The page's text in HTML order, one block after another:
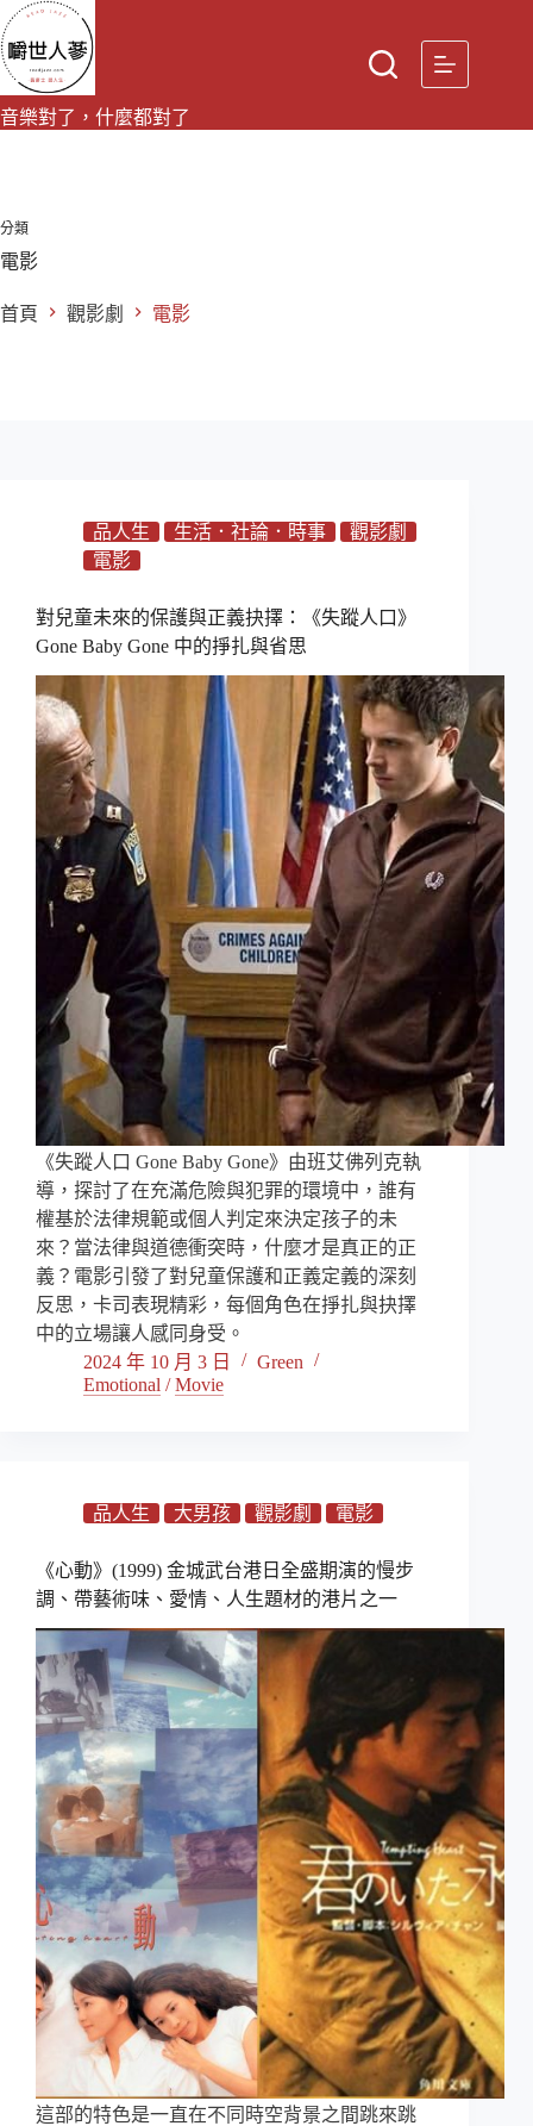
跳
至
主
要
內
音樂對了，什麼都對了
分類
電影
首頁 觀影劇 電影
品人生 生活．社論．時事
觀影劇
電影
對兒童未來的保護與正義抉擇：《失蹤人口》
Gone Baby Gone 中的掙扎與省思
《失蹤人口 Gone Baby Gone》由班艾佛列克執
導，探討了在充滿危險與犯罪的環境中，誰有
權基於法律規範或個人判定來決定孩子的未
來？當法律與道德衝突時，什麼才是真正的正
義？電影引發了對兒童保護和正義定義的深刻
反思，卡司表現精彩，每個角色在掙扎與抉擇
中的立場讓人感同身受。
2024 年 10 月 3 日
Green
Emotional /Movie
品人生 大男孩 觀影劇 電影
《心動》(1999) 金城武台港日全盛期演的慢步
調、帶藝術味、愛情、人生題材的港片之一
這部的特色是一直在不同時空背景之間跳來跳